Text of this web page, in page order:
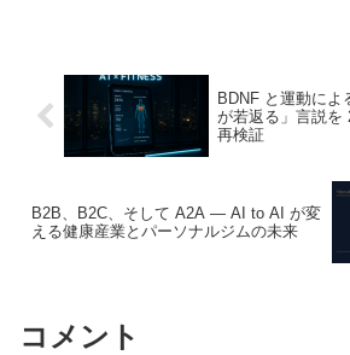
BDNF と運動に
が若返る」言説を
再検証
B2B、B2C、そして A2A — AI to AI が変
える健康産業とパーソナルジムの未来
コメント